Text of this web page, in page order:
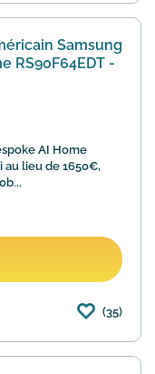
Samsung
RS90F64EDT -
AI Home
au lieu de 1650€,
(35)